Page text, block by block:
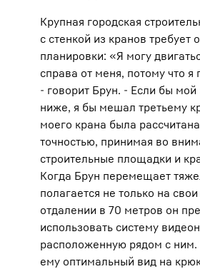
Крупная городская
с стенкой из кранов требует
планировки: «Я могу
справа от меня, потому что
- говорит Брун. - Если бы
ниже, я бы мешал третьему
моего крана была
точностью, принимая во
строительные площадки и
Когда Брун перемещает
полагается не только на
отдалении в 70 метров он
использовать систему
расположенную рядом с ним.
ему оптимальный вид на